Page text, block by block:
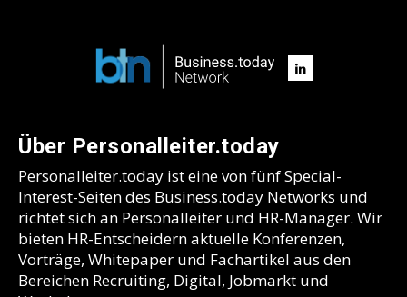
Über Personalleiter.today
Personalleiter.today ist eine von fünf Special-
Interest-Seiten des Business.today Networks und
richtet sich an Personalleiter und HR-Manager. Wir
bieten HR-Entscheidern aktuelle Konferenzen,
Vorträge, Whitepaper und Fachartikel aus den
Bereichen Recruiting, Digital, Jobmarkt und